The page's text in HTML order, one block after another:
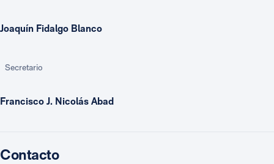
Joaquín Fidalgo Blanco
Secretario
Francisco J. Nicolás Abad
Contacto